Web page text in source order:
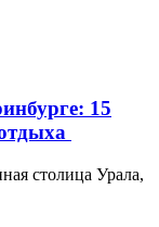
15
столица Урала,